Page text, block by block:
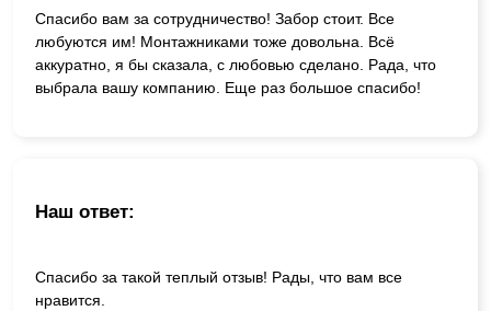
Спасибо вам за сотрудничество! Забор стоит. Все
любуются им! Монтажниками тоже довольна. Всё
аккуратно, я бы сказала, с любовью сделано. Рада, что
выбрала вашу компанию. Еще раз большое спасибо!
Наш ответ:
Спасибо за такой теплый отзыв! Рады, что вам все
нравится.